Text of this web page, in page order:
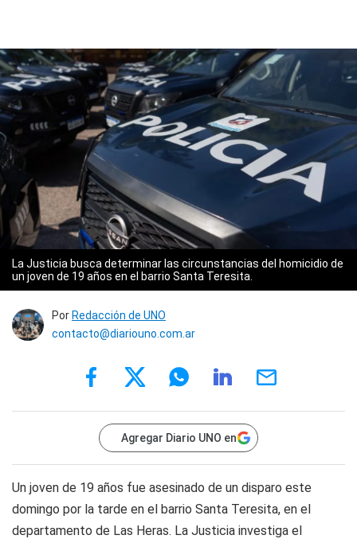
La Justicia busca determinar las circunstancias del homicidio de
un joven de 19 años en el barrio Santa Teresita.
Por Redacción de UNO
contacto@diariouno.com.ar
Agregar Diario UNO en
Un joven de 19 años fue asesinado de un disparo este
domingo por la tarde en el barrio Santa Teresita, en el
departamento de Las Heras. La Justicia investiga el